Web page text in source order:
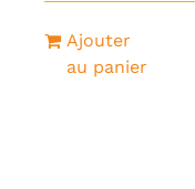
Ajouter
au panier